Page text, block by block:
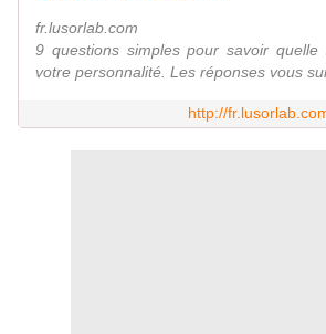
fr.lusorlab.com
9 questions simples pour savoir quelle
votre personnalité. Les réponses vous
http://